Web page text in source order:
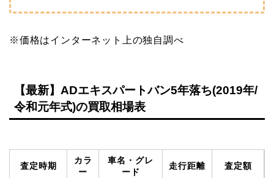
※価格はインターネット上の独自調べ
【最新】ADエキスパートバン5年落ち(2019年/
令和元年式)の買取相場表
査定時期
カラ
ー
車名・グレ
ード
走行距離 査定額